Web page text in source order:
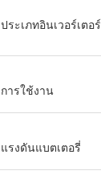
ประเภทอินเวอร์เตอร์
การใช้งาน
แรงดันแบตเตอรี่